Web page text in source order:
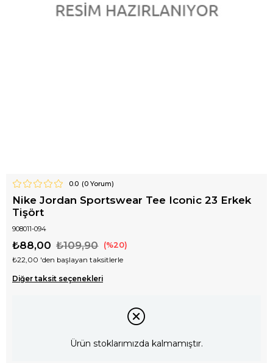
0.0 (0Yorum)
Nike Jordan Sportswear Tee Iconic 23 Erkek
Tişört
908011-094
₺109,90
₺88,00 20
₺22,00 'den başlayan taksitlerle
Diğer taksit seçenekleri
Ürün stoklarımızda kalmamıştır.